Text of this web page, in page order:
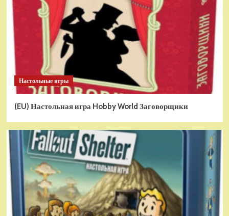
Настольные игры
(EU) Настольная игра Hobby World Заговорщики